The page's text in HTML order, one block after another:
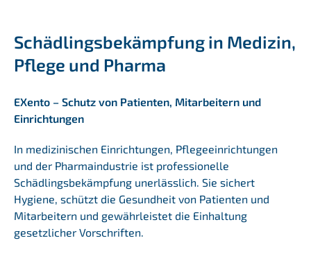
Schädlingsbekämpfung in Medizin,
Pflege und Pharma
EXento – Schutz von Patienten, Mitarbeitern und
Einrichtungen
In medizinischen Einrichtungen, Pflegeeinrichtungen
und der Pharmaindustrie ist professionelle
Schädlingsbekämpfung unerlässlich. Sie sichert
Hygiene, schützt die Gesundheit von Patienten und
Mitarbeitern und gewährleistet die Einhaltung
gesetzlicher Vorschriften.